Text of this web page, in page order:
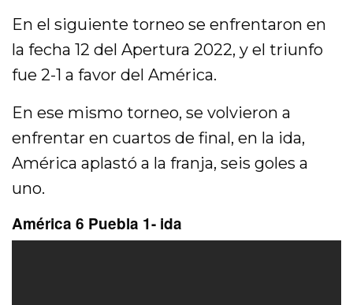
En el siguiente torneo se enfrentaron en
la fecha 12 del Apertura 2022, y el triunfo
fue 2-1 a favor del América.
En ese mismo torneo, se volvieron a
enfrentar en cuartos de final, en la ida,
América aplastó a la franja, seis goles a
uno.
América 6 Puebla 1- ida